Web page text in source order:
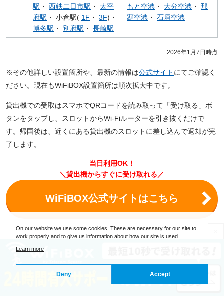
駅 ・ 西鉄二日市駅 ・ 太宰
府駅 ・ 小倉駅( 1F ・ 3F)・
博多駅 ・ 別府駅 ・ 長崎駅
もと空港 ・ 大分空港 ・ 那
覇空港 ・ 石垣空港
2026年1月7日時点
※その他詳しい設置箇所や、最新の情報は公式サイト にてご確認く
ださい。現在もWiFiBOX設置箇所は順次拡大中です。
貸出機での受取はスマホでQRコードを読み取って「受け取る」ボ
タンをタップし、スロットからWi-Fiルーターを引き抜くだけで
す。帰国後は、近くにある貸出機のスロットに差し込んで返却が完
了します。
当日利用OK！
＼貸出機からすぐに受け取れる／
WiFiBOX公式サイトはこちら
マレーシアの現地SIM事情
On our website we use some cookies. These are necessary for our site to
work properly and to give us information about how our site is used.
Learn more
Deny Accept